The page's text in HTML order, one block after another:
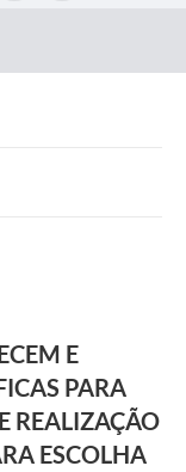
E
PARA
REALIZAÇÃO
ESCOLHA